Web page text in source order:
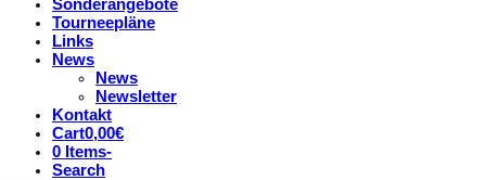
Sonderangebote
Tourneepläne
Links
News
News
Newsletter
Kontakt
Cart0,00€
0 Items-
Search